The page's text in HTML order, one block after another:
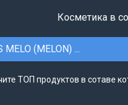
Косметика в
MELO (MELON) ...
ТОП продуктов в сотаве